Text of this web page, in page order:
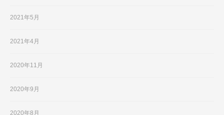
2021年5月
2021年4月
2020年11月
2020年9月
2020年8月